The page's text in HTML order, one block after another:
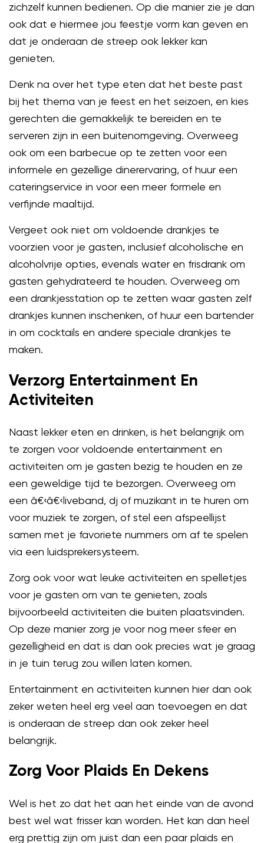
zichzelf kunnen bedienen. Op die manier zie je dan
ook dat e hiermee jou feestje vorm kan geven en
dat je onderaan de streep ook lekker kan
genieten.
Denk na over het type eten dat het beste past
bij het thema van je feest en het seizoen, en kies
gerechten die gemakkelijk te bereiden en te
serveren zijn in een buitenomgeving. Overweeg
ook om een barbecue op te zetten voor een
informele en gezellige dinerervaring, of huur een
cateringservice in voor een meer formele en
verfijnde maaltijd.
Vergeet ook niet om voldoende drankjes te
voorzien voor je gasten, inclusief alcoholische en
alcoholvrije opties, evenals water en frisdrank om
gasten gehydrateerd te houden. Overweeg om
een drankjesstation op te zetten waar gasten zelf
drankjes kunnen inschenken, of huur een bartender
in om cocktails en andere speciale drankjes te
maken.
Verzorg Entertainment En
Activiteiten
Naast lekker eten en drinken, is het belangrijk om
te zorgen voor voldoende entertainment en
activiteiten om je gasten bezig te houden en ze
een geweldige tijd te bezorgen. Overweeg om
een â€‹â€‹liveband, dj of muzikant in te huren om
voor muziek te zorgen, of stel een afspeellijst
samen met je favoriete nummers om af te spelen
via een luidsprekersysteem.
Zorg ook voor wat leuke activiteiten en spelletjes
voor je gasten om van te genieten, zoals
bijvoorbeeld activiteiten die buiten plaatsvinden.
Op deze manier zorg je voor nog meer sfeer en
gezelligheid en dat is dan ook precies wat je graag
in je tuin terug zou willen laten komen.
Entertainment en activiteiten kunnen hier dan ook
zeker weten heel erg veel aan toevoegen en dat
is onderaan de streep dan ook zeker heel
belangrijk.
Zorg Voor Plaids En Dekens
Wel is het zo dat het aan het einde van de avond
best wel wat frisser kan worden. Het kan dan heel
erg prettig zijn om juist dan een paar plaids en